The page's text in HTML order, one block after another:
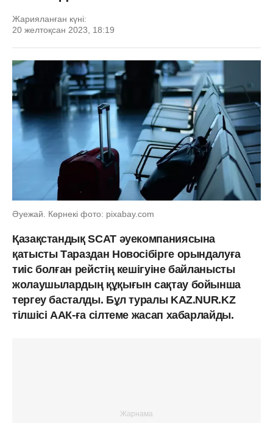
Жарияланған күні:
20 желтоқсан 2023, 18:19
Әуежай. Көрнекі фото: pixabay.com
Қазақстандық SCAT әуекомпаниясына
қатысты Тараздан Новосібірге орындалуға
тиіс болған рейстің кешігуіне байланысты
жолаушылардың құқығын сақтау бойынша
тергеу басталды. Бұл туралы KAZ.NUR.KZ
тілшісі ААК-ға сілтеме жасап хабарлайды.